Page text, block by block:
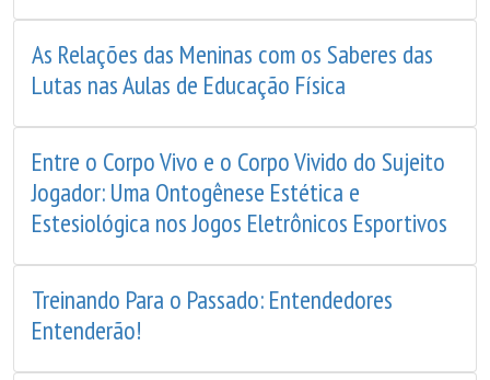
As Relações das Meninas com os Saberes das
Lutas nas Aulas de Educação Física
Entre o Corpo Vivo e o Corpo Vivido do Sujeito
Jogador: Uma Ontogênese Estética e
Estesiológica nos Jogos Eletrônicos Esportivos
Treinando Para o Passado: Entendedores
Entenderão!